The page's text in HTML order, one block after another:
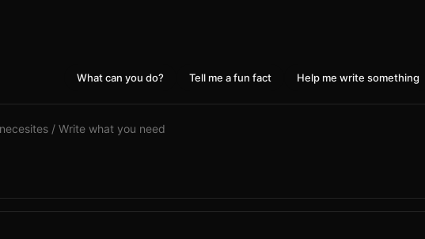
What can you do? Tell me a fun fact Help me write something